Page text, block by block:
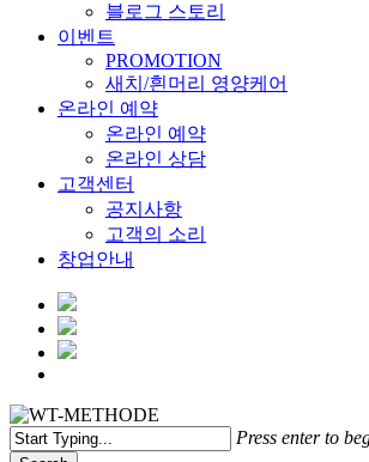
블로그 스토리
이벤트
PROMOTION
새치/흰머리 영양케어
온라인 예약
온라인 예약
온라인 상담
고객센터
공지사항
고객의 소리
창업안내
Press enter to